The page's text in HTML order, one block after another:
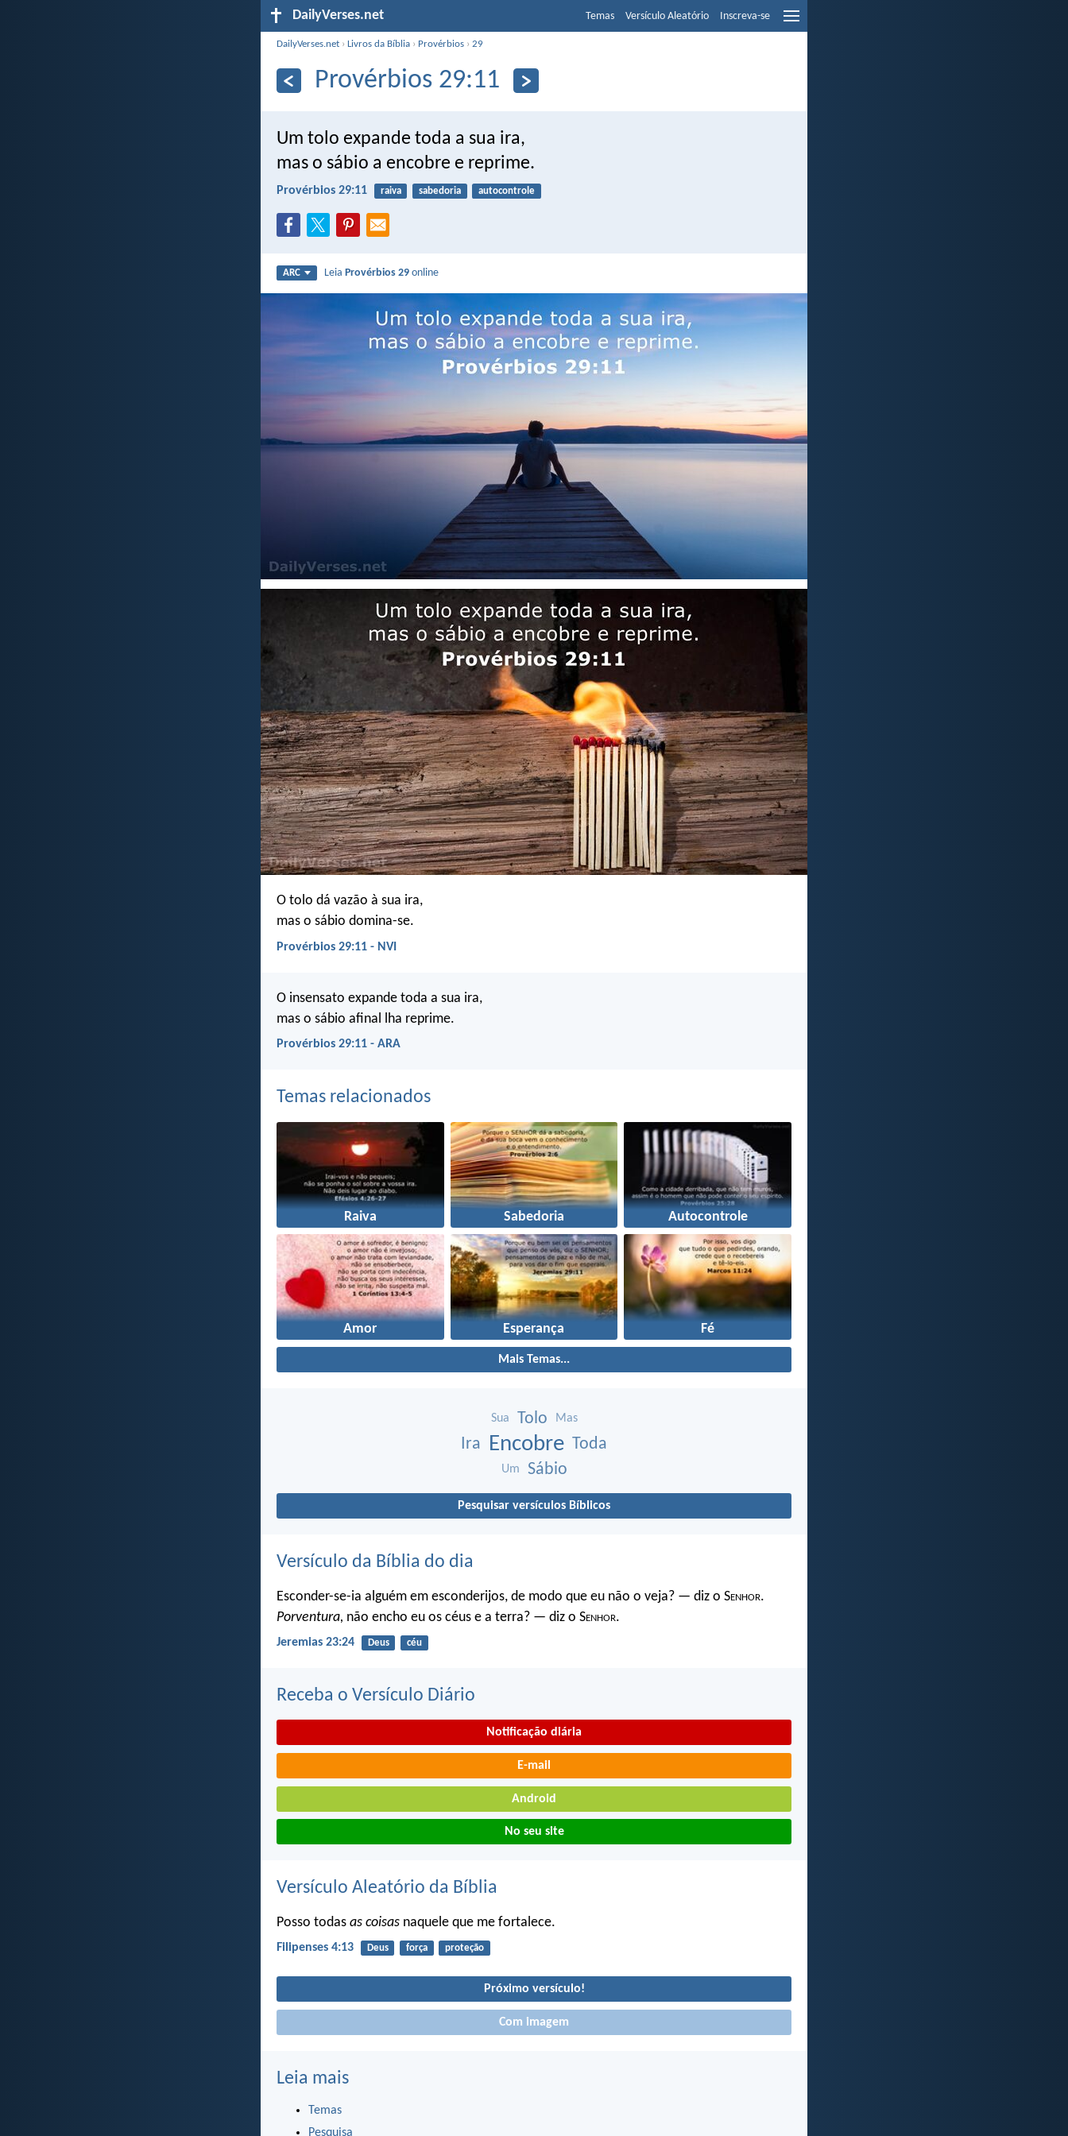
DailyVerses.net Temas Versículo Aleatório Inscreva-se
DailyVerses.net ›Livros da Bíblia › Provérbios ›29
Provérbios 29:11
Um tolo expande toda a sua ira,
mas o sábio a encobre e reprime.
Provérbios 29:11 raiva sabedoria autocontrole
ARC LeiaProvérbios 29 online
O tolo dá vazão à sua ira,
mas o sábio domina-se.
Provérbios 29:11 - NVI
O insensato expande toda a sua ira,
mas o sábio afinal lha reprime.
Provérbios 29:11 - ARA
Temas relacionados
Raiva Sabedoria Autocontrole
Amor Esperança Fé
Mais Temas...
Sua Tolo Mas
Ira Encobre Toda
Um Sábio
Pesquisar versículos Bíblicos
Versículo da Bíblia do dia
Esconder-se-ia alguém em esconderijos, de modo que eu não o veja? — diz o Senhor.
Porventura, não encho eu os céus e a terra? — diz o Senhor.
Jeremias 23:24 Deus céu
Receba o Versículo Diário
Notificação diária
E-mail
Android
No seu site
Versículo Aleatório da Bíblia
Posso todas as coisas naquele que me fortalece.
Filipenses 4:13 Deus força proteção
Próximo versículo!
Com imagem
Leia mais
Temas
Pesquisa